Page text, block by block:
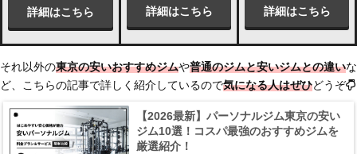
詳細はこちら 詳細はこちら 詳細はこちら
それ以外の東京の安いおすすめジムや普通のジムと安いジムとの違いな
ど、こちらの記事で詳しく紹介しているので気になる人はぜひどうぞ
【2026最新】パーソナルジム東京の安い
ジム10選！コスパ最強のおすすめジムを
厳選紹介！